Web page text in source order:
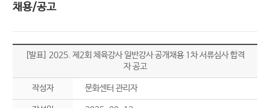
채용/공고
[발표] 2025. 제2회 체육강사 일반강사 공개채용 1차 서류심사 합격
자 공고
작성자 문화센터 관리자